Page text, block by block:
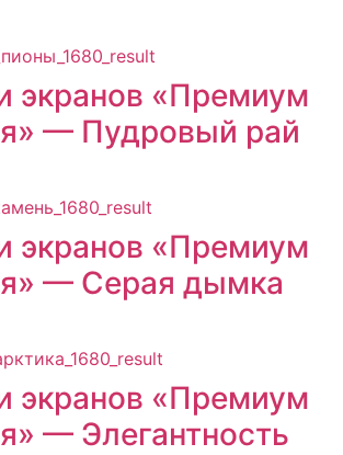
экранов «Премиум
— Пудровый рай
экранов «Премиум
— Серая дымка
экранов «Премиум
— Элегантность